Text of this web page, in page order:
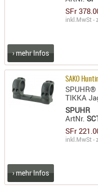
SFr
inkl.MwSt -
› mehr Infos
SAKO
TIKKA
SPUHR
ArtNr.
SFr
inkl.MwSt -
› mehr Infos